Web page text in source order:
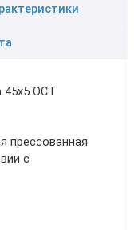
45х5 ОСТ
прессованная
с